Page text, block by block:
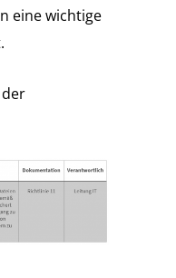
eine wichtige